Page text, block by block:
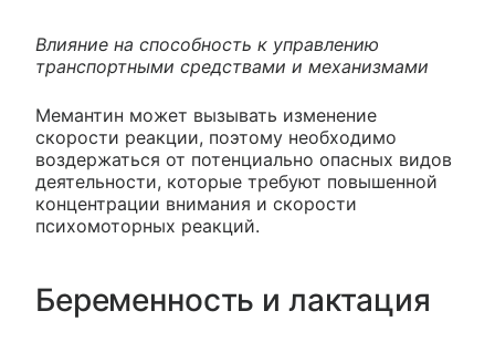
Влияние на способность к управлению
транспортными средствами и механизмами
Мемантин может вызывать изменение
скорости реакции, поэтому необходимо
воздержаться от потенциально опасных видов
деятельности, которые требуют повышенной
концентрации внимания и скорости
психомоторных реакций.
Беременность и лактация